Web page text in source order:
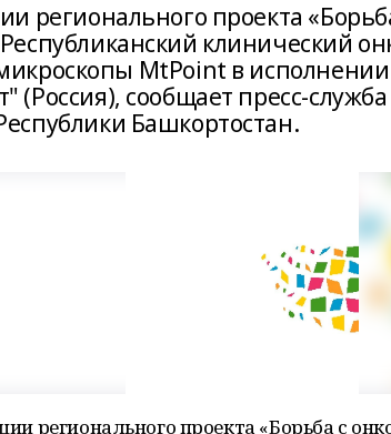
регионального проекта
клинический
MtPoint в
(Россия), сообщает пресс-
Башкортостан.
регионального проекта «Борьба с